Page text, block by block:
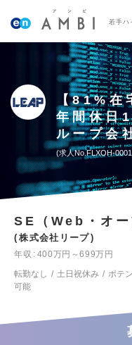
若手ハ
【81%在
年間休日
ループ会
求人No.FLXOH-0001
SE（Web・オー
株式会社リープ
年収
400万円～699万円
転勤なし
土日祝休み ポテ
可能